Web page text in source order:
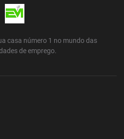
casa número 1 no mundo das
de emprego.